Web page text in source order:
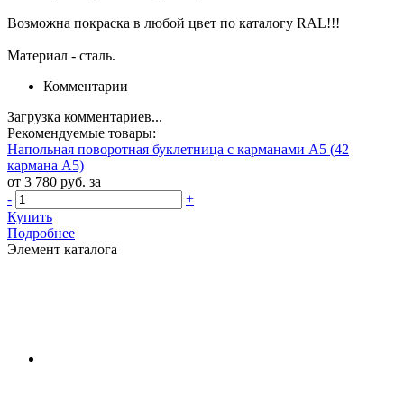
Возможна покраска в любой цвет по каталогу RAL!!!
Материал - сталь.
Комментарии
Загрузка комментариев...
Рекомендуемые товары:
Напольная поворотная буклетница с карманами А5 (42
кармана А5)
от 3 780 руб. за
-
+
Купить
Подробнее
Элемент каталога